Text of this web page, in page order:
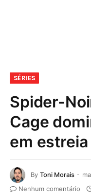
SÉRIES
Spider-
Cage
em
By Toni Morais
Nenhum comentário